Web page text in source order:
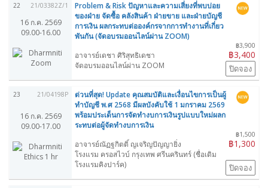
22 21/03382Z/1
16 ก.ค. 2569
09.00-16.00
Problem & Risk ปัญหาและความเสี่ยงที่พบบ่อย
ของฝ่าย จัดซื้อ คลังสินค้า ฝ่ายขาย และฝ่ายบัญชี
การเงิน ผลกระทบต่อองค์กรจากการทำงานที่เกี่ยว
พันกัน (จัดอบรมออนไลน์ผ่าน ZOOM)
฿3,900
฿3,400
อาจารย์เดชา ศิริสุทธิเดชา
จัดอบรมออนไลน์ผ่าน ZOOM
ปิดจอง
23 21/04198P
16 ก.ค. 2569
09.00-17.00
ด่วนที่สุด! Update คุณสมบัติและเงื่อนไขการเป็นผู้
ทำบัญชี พ.ศ 2568 มีผลบังคับใช้ 1 มกราคม 2569
พร้อมประเด็นการจัดทำงบการเงินรูปแบบใหม่ผลก
ระทบต่อผู้จัดทำงบการเงิน
฿1,500
฿1,300
อาจารย์ณัฏฐกิตติ์ ญเจริญปัญญายิ่ง
โรงแรม ครอสไวบ์ กรุงเทพ ศรีนครินทร์ (ชื่อเดิม
โรงแรมคิงปาร์ค)
ปิดจอง